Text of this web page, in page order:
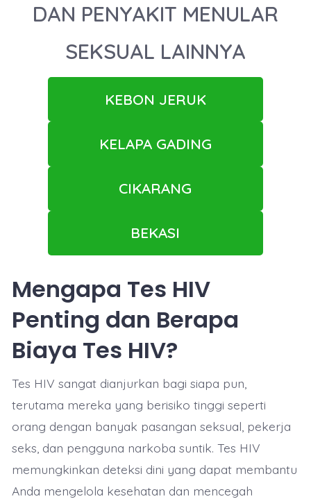
DAN PENYAKIT MENULAR
SEKSUAL LAINNYA
KEBON JERUK
KELAPA GADING
CIKARANG
BEKASI
Mengapa Tes HIV
Penting dan Berapa
Biaya Tes HIV?
Tes HIV sangat dianjurkan bagi siapa pun,
terutama mereka yang berisiko tinggi seperti
orang dengan banyak pasangan seksual, pekerja
seks, dan pengguna narkoba suntik. Tes HIV
memungkinkan deteksi dini yang dapat membantu
Anda mengelola kesehatan dan mencegah